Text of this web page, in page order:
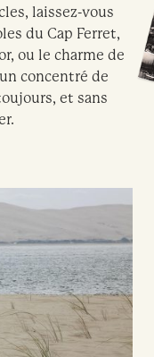
laissez-vous
du Cap Ferret,
ou le charme de
concentré de
et sans